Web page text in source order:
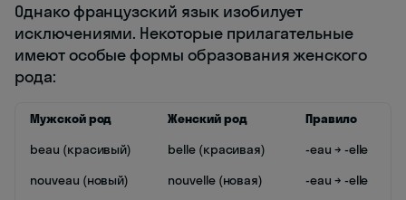
Однако французский язык изобилует
исключениями. Некоторые прилагательные
имеют особые формы образования женского
рода:
Мужской род Женский род
Правило
beau (красивый)
belle (красивая)
-eau → -elle
nouveau (новый)
nouvelle (новая)
-eau → -elle